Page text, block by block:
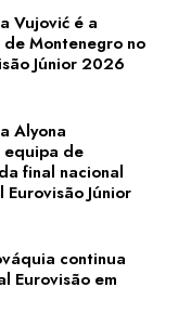
Vujović é a
Montenegro no
Júnior 2026
Alyona
equipa de
final nacional
Júnior
continua
Eurovisão em